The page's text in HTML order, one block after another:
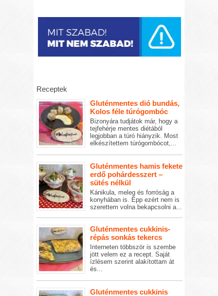
Receptek
Gluténmentes dió bundás,
Kolos féle túrógombóc
Bizonyára tudjátok már, hogy a
tejfehérje mentes diétából
legjobban a túró hiányzik. Most
elkészítettem túrógombócot,...
Gluténmentes hamis fekete
erdő pohárdesszert –
sütés nélkül
Kánikula, meleg és forróság a
konyhában is. Épp ezért nem is
szerettem volna bekapcsolni a...
Gluténmentes cukkinis-
répás sonkás tekercs
Interneten többször is szembe
jött velem ez a recept. Saját
ízlésem szerint alakítottam át
és...
Gluténmentes cukkinis